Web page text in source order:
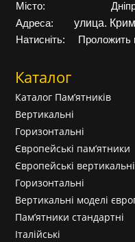
Місто:
Адреса:
улица.
Натисніть: Проложить
Каталог
Каталог Пам’ятників
Вертикальні
Горизонтальні
Європейські пам’ятники
Європейські
Горизонтальні
Вертикальні моделі
Пам’ятники стандартні
Італійські